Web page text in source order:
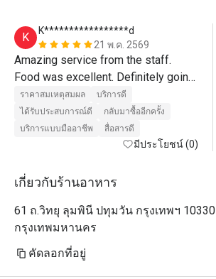
K
K*****************d
21 พ.ค. 2569
Amazing service from the staff.
Food was excellent. Definitely going
back!
ราคาสมเหตุสมผล
บริการดี
ได้รับประสบการณ์ดี
กลับมาซื้ออีกครั้ง
บริการแบบมืออาชีพ
สื่อสารดี
มีประโยชน์ (0)
เกี่ยวกับร้านอาหาร
61 ถ.วิทยุ ลุมพินี ปทุมวัน กรุงเทพฯ 10330
กรุงเทพมหานคร
คัดลอกที่อยู่